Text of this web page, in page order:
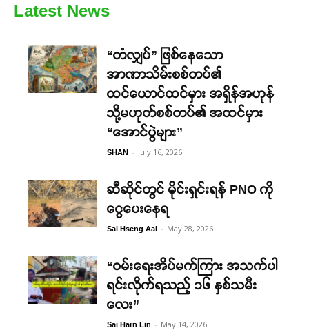
Latest News
“တံလျှပ်” ဖြစ်နေသော
အာဏာသိမ်းစစ်တပ်၏
ထင်ယောင်ထင်မှား အရှိန်အဟုန်
သို့မဟုတ်စစ်တပ်၏ အထင်မှား
“အောင်ပွဲများ”
SHAN - July 16, 2026
ဆီဆိုင်တွင် မိုင်းရှင်းရန် PNO ကို
ငွေပေးနေရ
Sai Hseng Aai - May 28, 2026
“ဝမ်းရေးအိပ်မက်ကြား အသက်ပါ
ရင်းလိုက်ရသည့် ၁၆ နှစ်သမီး
လေး”
Sai Harn Lin - May 14, 2026